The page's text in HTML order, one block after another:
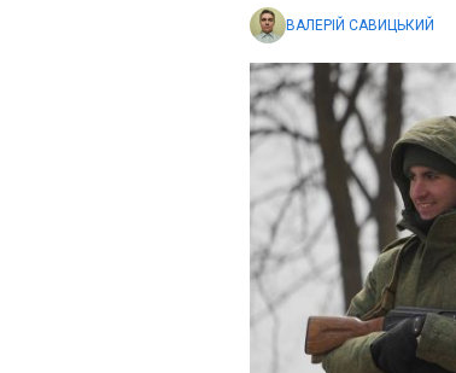
ВАЛЕРІЙ САВИЦЬКИЙ